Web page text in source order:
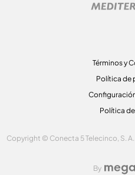
Términos y
Política de
Política
Copyright © Conecta 5 Telecinco, S.
By